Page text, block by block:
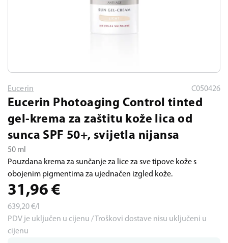
Eucerin C050426
Eucerin Photoaging Control tinted
gel-krema za zaštitu kože lica od
sunca SPF 50+, svijetla nijansa
50 ml
Pouzdana krema za sunčanje za lice za sve tipove kože s
obojenim pigmentima za ujednačen izgled kože.
31,96 €
639,20€/l
PDV je uključen u cijenu / Troškovi dostave nisu uključeni u
cijenu